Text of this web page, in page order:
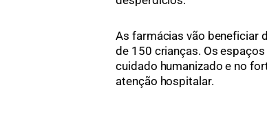
As farmácias vão beneficiar
de 150 crianças. Os
cuidado humanizado e no
atenção hospitalar.